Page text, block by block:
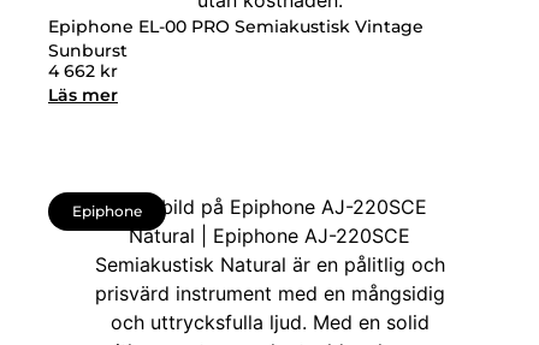
Epiphone EL-00 PRO Semiakustisk Vintage
Sunburst
4 662 kr
Läs mer
Epiphone